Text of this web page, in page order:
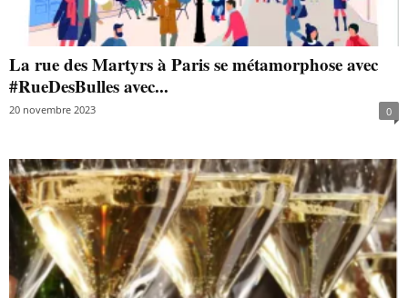
La rue des Martyrs à Paris se métamorphose avec
#RueDesBulles avec...
20 novembre 2023 0